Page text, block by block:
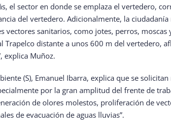
el sector en donde se emplaza el vertedero,
del vertedero. Adicionalmente, la
vectores sanitarios, como jotes, perros,
Trapelco distante a unos 600 m del vertedero,
explica Muñoz.
(S), Emanuel Ibarra, explica que se
por la gran amplitud del frente de
de olores molestos, proliferación de
de evacuación de aguas lluvias”.